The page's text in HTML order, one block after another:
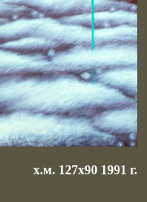
х.м. 127х90 1991 г.